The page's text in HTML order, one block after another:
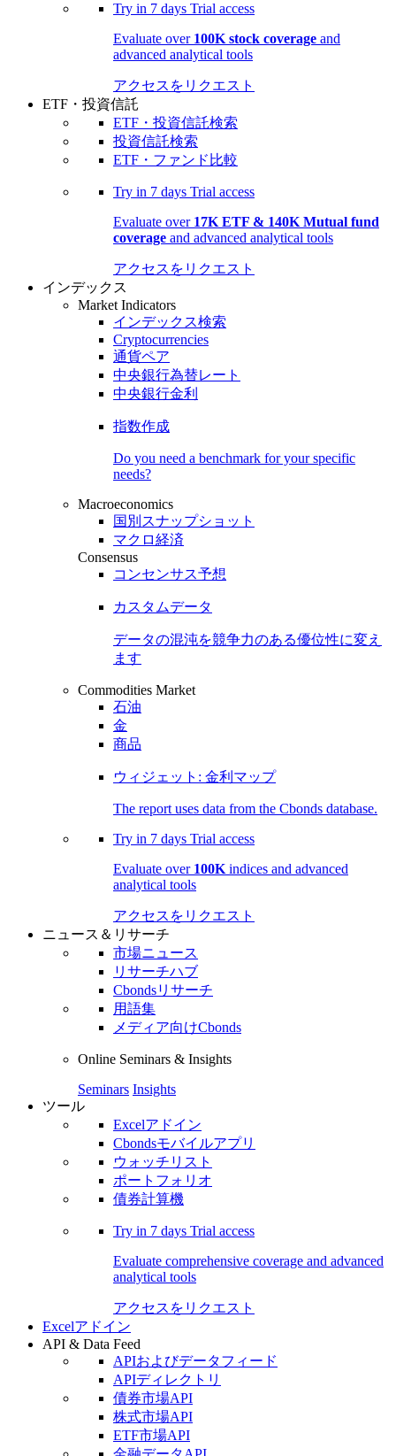
Try in 7 days Trial access
Evaluate over 100K stock coverage and
advanced analytical tools
アクセスをリクエスト
ETF・投資信託
ETF・投資信託検索
投資信託検索
ETF・ファンド比較
Try in 7 days Trial access
Evaluate over 17K ETF & 140K Mutual fund
coverage and advanced analytical tools
アクセスをリクエスト
インデックス
Market Indicators
インデックス検索
Cryptocurrencies
通貨ペア
中央銀行為替レート
中央銀行金利
指数作成
Do you need a benchmark for your specific
needs?
Macroeconomics
国別スナップショット
マクロ経済
Consensus
コンセンサス予想
カスタムデータ
データの混沌を競争力のある優位性に変え
ます
Commodities Market
石油
金
商品
ウィジェット: 金利マップ
The report uses data from the Cbonds database.
Try in 7 days Trial access
Evaluate over 100K indices and advanced
analytical tools
アクセスをリクエスト
ニュース＆リサーチ
市場ニュース
リサーチハブ
Cbondsリサーチ
用語集
メディア向けCbonds
Online Seminars & Insights
Seminars Insights
ツール
Excelアドイン
Cbondsモバイルアプリ
ウォッチリスト
ポートフォリオ
債券計算機
Try in 7 days Trial access
Evaluate comprehensive coverage and advanced
analytical tools
アクセスをリクエスト
Excelアドイン
API & Data Feed
APIおよびデータフィード
APIディレクトリ
債券市場API
株式市場API
ETF市場API